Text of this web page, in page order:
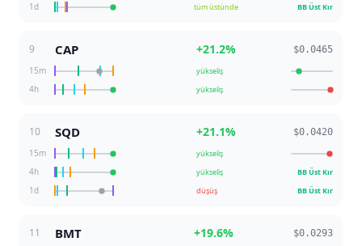
1d tüm üstünde BB Üst Kır
9 CAP +21.2%
$0.0465
15m
yükseliş
4h yükseliş
10 SQD +21.1%
$0.0420
15m
yükseliş
4h yükseliş BB Üst Kır
1d düşüş BB Üst Kır
11 BMT +19.6%
$0.0293